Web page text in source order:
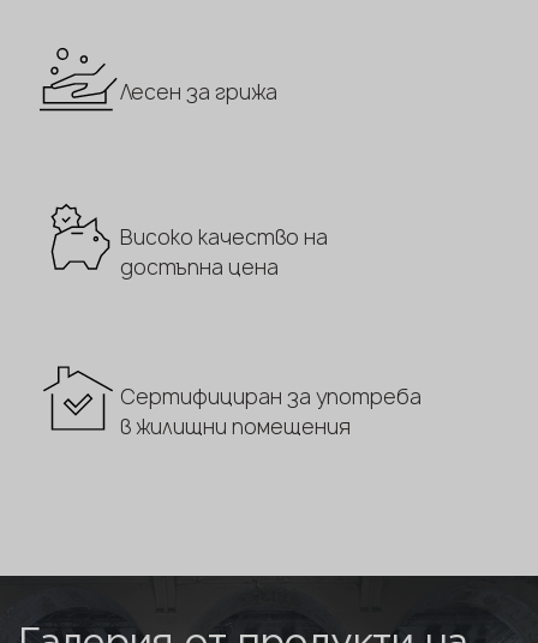
Лесен за грижа
Високо качество на
достъпна цена
Сертифициран за употреба
в жилищни помещения